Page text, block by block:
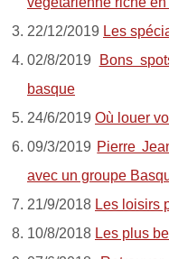
22/12/2019 Les
02/8/2019
Bons
basque
24/6/2019 Où louer
09/3/2019 Pierre
avec un groupe
21/9/2018 Les loisirs
10/8/2018 Les plus